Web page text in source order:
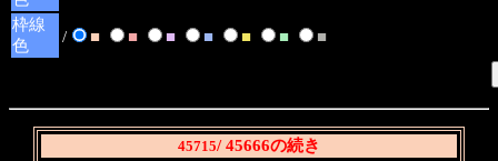
枠線
色
/ ■ ■ ■ ■ ■ ■ ■
45715/ 45666の続き